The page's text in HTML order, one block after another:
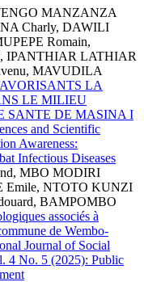
MANZANZA
Charly, DAWILI
Romain,
IPANTHIAR LATHIAR
MAVUDILA
LA
LE MILIEU
SANTE DE MASINA I
and Scientific
Awareness:
Infectious Diseases
MBO MODIRI
Emile, NTOTO KUNZI
BAMPOMBO
associés à
de Wembo-
Journal of Social
4 No. 5 (2025): Public